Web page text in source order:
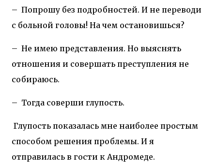
– Попрошу без подробностей. И не переводи
с больной головы! На чем остановишься?
– Не имею представления. Но выяснять
отношения и совершать преступления не
собираюсь.
– Тогда соверши глупость.
Глупость показалась мне наиболее простым
способом решения проблемы. И я
отправилась в гости к Андромеде.